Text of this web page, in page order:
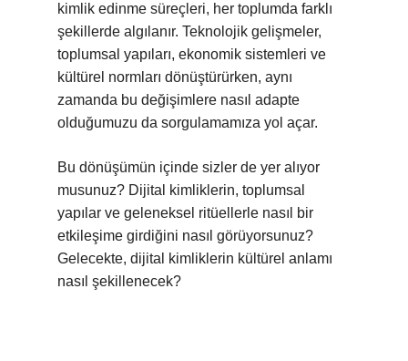
kimlik edinme süreçleri, her toplumda farklı
şekillerde algılanır. Teknolojik gelişmeler,
toplumsal yapıları, ekonomik sistemleri ve
kültürel normları dönüştürürken, aynı
zamanda bu değişimlere nasıl adapte
olduğumuzu da sorgulamamıza yol açar.
Bu dönüşümün içinde sizler de yer alıyor
musunuz? Dijital kimliklerin, toplumsal
yapılar ve geleneksel ritüellerle nasıl bir
etkileşime girdiğini nasıl görüyorsunuz?
Gelecekte, dijital kimliklerin kültürel anlamı
nasıl şekillenecek?